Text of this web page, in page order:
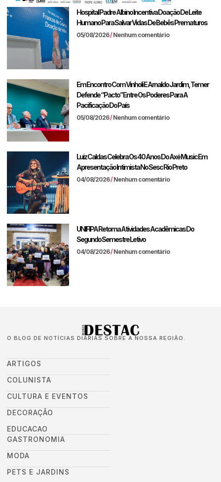
Hospital Padre Albino Incentiva Doação De Leite
Humano Para Salvar Vidas De Bebês Prematuros
05/08/2026 Nenhum comentário
Em Encontro Com Vinholi E Arnaldo Jardim, Temer
Defende “pacto” Entre Os Poderes Para A
Pacificação Do País
05/08/2026 Nenhum comentário
Luiz Caldas Celebra Os 40 Anos Do Axé Music Em
Apresentação Intimista No Sesc Rio Preto
04/08/2026 Nenhum comentário
UNIFIPA Retoma Atividades Acadêmicas Do
Segundo Semestre Letivo
04/08/2026 Nenhum comentário
O BLOG DE NOTÍCIAS DIÁRIAS SOBRE A NOSSA REGIÃO.
ARTIGOS
COLUNISTA
CULTURA E EVENTOS
DECORAÇÃO
EDUCACAO
GASTRONOMIA
MODA
PETS E JARDINS